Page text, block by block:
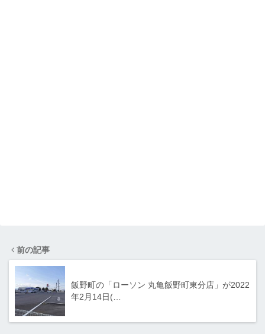
前の記事
飯野町の「ローソン 丸亀飯野町東分店」が2022
年2月14日(…